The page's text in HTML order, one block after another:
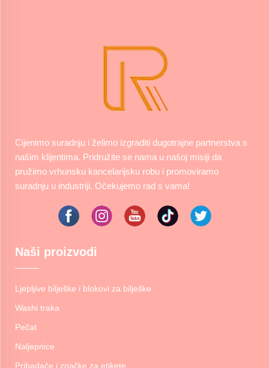
Cijenimo suradnju i želimo izgraditi dugotrajne partnerstva s
našim klijentima. Pridružite se nama u našoj misiji da
pružimo vrhunsku kancelarijsku robu i promoviramo
suradnju u industriji. Očekujemo rad s vama!
Naši proizvodi
Ljepljive bilješke i blokovi za bilješke
Washi traka
Pečat
Naljepnice
Pribadače i značke za etikete